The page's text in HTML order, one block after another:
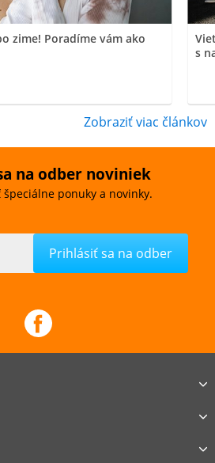
zime! Poradíme vám ako
s
Zobraziť viac článkov
na odber noviniek
ponuky a novinky.